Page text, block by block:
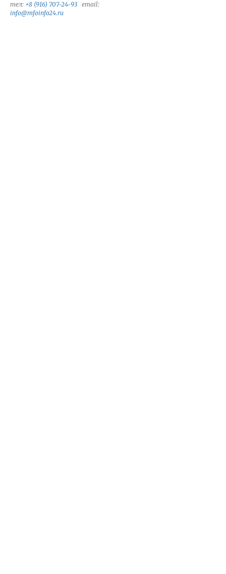
тел: +8 (916) 707-24-93 email:
info@mfoinfo24.ru